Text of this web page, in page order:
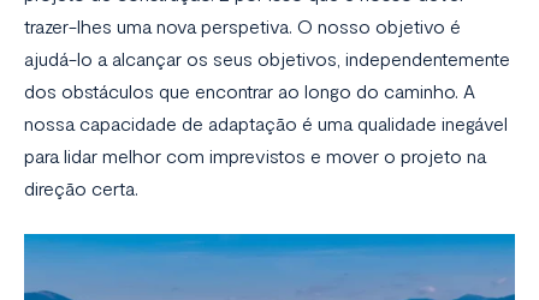
trazer-lhes uma nova perspetiva. O nosso objetivo é
ajudá-lo a alcançar os seus objetivos, independentemente
dos obstáculos que encontrar ao longo do caminho. A
nossa capacidade de adaptação é uma qualidade inegável
para lidar melhor com imprevistos e mover o projeto na
direção certa.